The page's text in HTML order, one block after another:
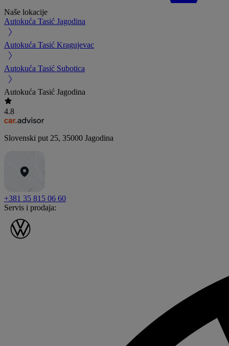
Naše lokacije
Autokuća Tasić Jagodina
Autokuća Tasić Kragujevac
Autokuća Tasić Subotica
Autokuća Tasić Jagodina
4.8
Slovenski put 25, 35000 Jagodina
+381 35 815 06 60
Servis i prodaja: